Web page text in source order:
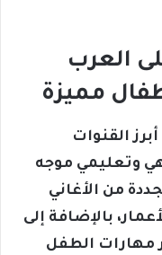
العرب
مميزة
القنوات
وتعليمي موجه
من الأغاني
بالإضافة إلى
مهارات الطفل